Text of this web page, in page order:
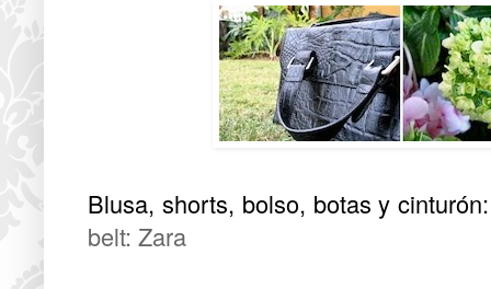
Blusa, shorts, bolso, botas y
belt: Zara